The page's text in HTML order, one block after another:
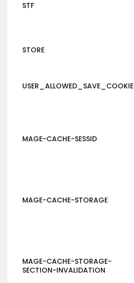
STF
STORE
USER_ALLOWED_SAVE_COOKIE
MAGE-CACHE-SESSID
MAGE-CACHE-STORAGE
MAGE-CACHE-STORAGE-
SECTION-INVALIDATION